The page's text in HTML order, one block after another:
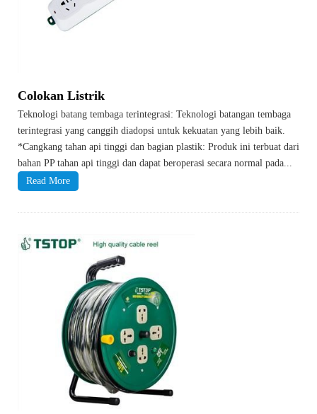
Colokan Listrik
Teknologi batang tembaga terintegrasi: Teknologi batangan tembaga
terintegrasi yang canggih diadopsi untuk kekuatan yang lebih baik.
*Cangkang tahan api tinggi dan bagian plastik: Produk ini terbuat dari
bahan PP tahan api tinggi dan dapat beroperasi secara normal pada...
Read More